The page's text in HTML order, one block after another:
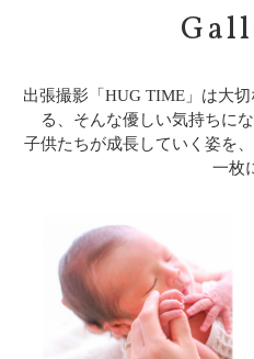
出張撮影「HUG TIME」は大
る、そんな優しい気持ちに
子供たちが成長していく姿を
一枚